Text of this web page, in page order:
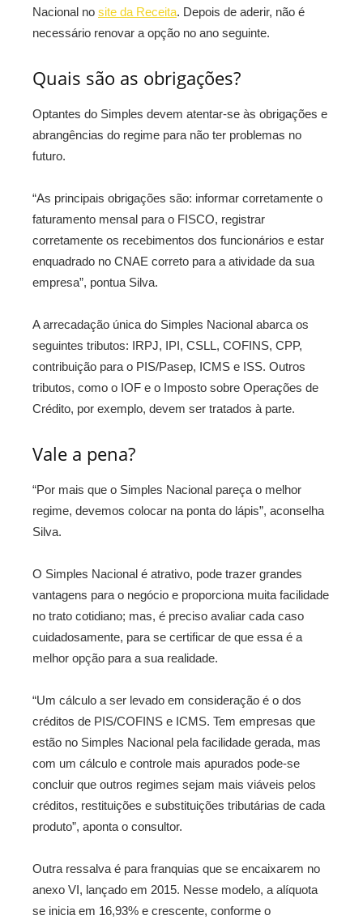
Nacional no site da Receita. Depois de aderir, não é
necessário renovar a opção no ano seguinte.
Quais são as obrigações?
Optantes do Simples devem atentar-se às obrigações e
abrangências do regime para não ter problemas no
futuro.
“As principais obrigações são: informar corretamente o
faturamento mensal para o FISCO, registrar
corretamente os recebimentos dos funcionários e estar
enquadrado no CNAE correto para a atividade da sua
empresa”, pontua Silva.
A arrecadação única do Simples Nacional abarca os
seguintes tributos: IRPJ, IPI, CSLL, COFINS, CPP,
contribuição para o PIS/Pasep, ICMS e ISS. Outros
tributos, como o IOF e o Imposto sobre Operações de
Crédito, por exemplo, devem ser tratados à parte.
Vale a pena?
“Por mais que o Simples Nacional pareça o melhor
regime, devemos colocar na ponta do lápis”, aconselha
Silva.
O Simples Nacional é atrativo, pode trazer grandes
vantagens para o negócio e proporciona muita facilidade
no trato cotidiano; mas, é preciso avaliar cada caso
cuidadosamente, para se certificar de que essa é a
melhor opção para a sua realidade.
“Um cálculo a ser levado em consideração é o dos
créditos de PIS/COFINS e ICMS. Tem empresas que
estão no Simples Nacional pela facilidade gerada, mas
com um cálculo e controle mais apurados pode-se
concluir que outros regimes sejam mais viáveis pelos
créditos, restituições e substituições tributárias de cada
produto”, aponta o consultor.
Outra ressalva é para franquias que se encaixarem no
anexo VI, lançado em 2015. Nesse modelo, a alíquota
se inicia em 16,93% e crescente, conforme o